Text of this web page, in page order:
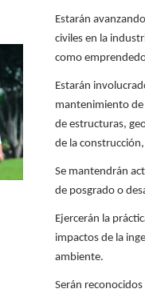
Estarán
civiles en la
como
Estarán
mantenimiento de
de estructuras,
de la
Se mantendrán
de posgrado o
Ejercerán la
impactos de la
ambiente.
Serán